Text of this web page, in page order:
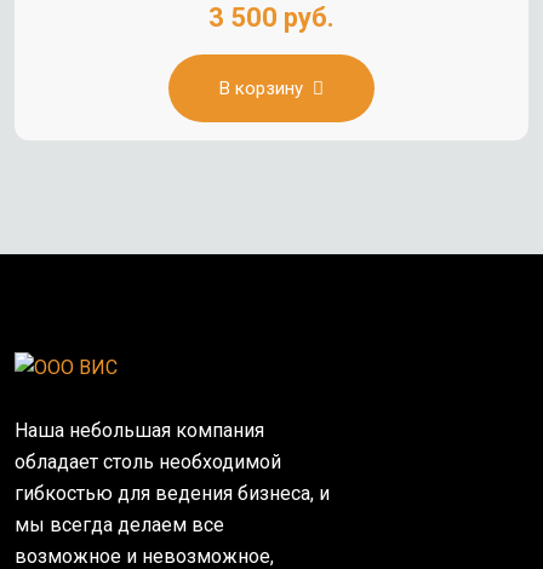
3 500 руб.
В корзину
Наша небольшая компания
обладает столь необходимой
гибкостью для ведения бизнеса, и
мы всегда делаем все
возможное и невозможное,